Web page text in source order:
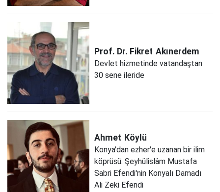
Prof. Dr. Fikret Akınerdem
Devlet hizmetinde vatandaştan
30 sene ileride
Ahmet Köylü
Konya'dan ezher'e uzanan bir ilim
köprüsü: Şeyhülislâm Mustafa
Sabri Efendi'nin Konyalı Damadı
Ali Zeki Efendi